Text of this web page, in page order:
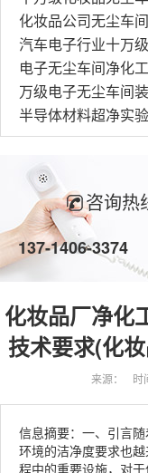
电子无尘车间净化
咨询热
137-1406-3374
化妆品厂净化
技术要求(化
来源： 时
信息摘要：一、引言
环境的洁净度要求也
程中的重要设施，对